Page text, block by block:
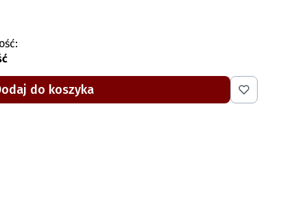
do koszyka